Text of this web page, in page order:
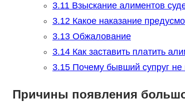
3.11Взыскание алиментов
3.12Какое наказание
3.13Обжалование
3.14Как заставить платить
3.15Почему бывший супруг не
Причины появления